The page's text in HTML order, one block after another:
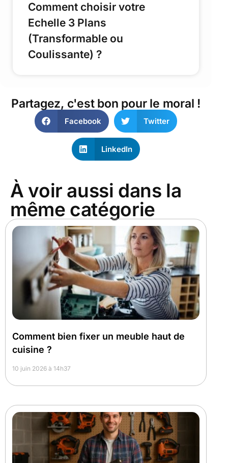
Comment choisir votre
Echelle 3 Plans
(Transformable ou
Coulissante) ?
Partagez, c'est bon pour le moral !
Facebook Twitter
LinkedIn
À voir aussi dans la
même catégorie
Comment bien fixer un meuble haut de
cuisine ?
10 juin 2026 à 14h37